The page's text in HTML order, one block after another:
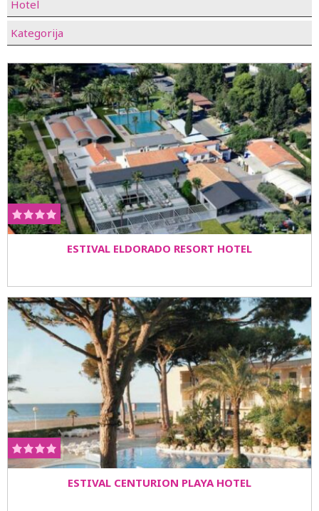
Hotel
Kategorija
ESTIVAL ELDORADO RESORT HOTEL
ESTIVAL CENTURION PLAYA HOTEL